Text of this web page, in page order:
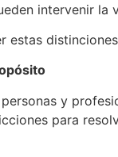
intervenir la
estas
y
para